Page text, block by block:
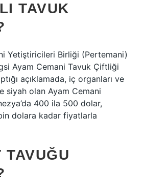
TAVUK
Yetiştiricileri Birliği (Pertemani)
Ayam Cemani Tavuk Çiftliği
açıklamada, iç organları ve
siyah olan Ayam Cemani
400 ila 500 dolar,
dolara kadar fiyatlarla